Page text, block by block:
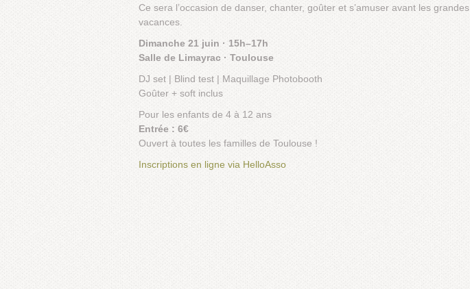
Ce sera l’occasion de danser, chanter, goûter et s’amuser avant les grandes
vacances.
Dimanche 21 juin · 15h–17h
Salle de Limayrac · Toulouse
DJ set | Blind test | Maquillage Photobooth
Goûter + soft inclus
Pour les enfants de 4 à 12 ans
Entrée : 6€
Ouvert à toutes les familles de Toulouse !
Inscriptions en ligne via HelloAsso